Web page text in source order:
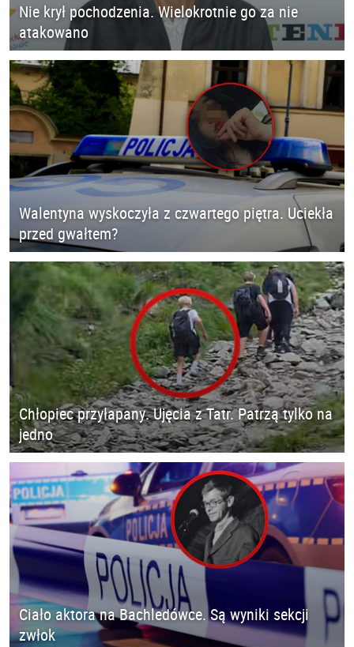
Nie krył pochodzenia. Wielokrotnie go za nie
atakowano
Walentyna wyskoczyła z czwartego piętra. Uciekła
przed gwałtem?
Chłopiec przyłapany. Ujęcia z Tatr. Patrzą tylko na
jedno
Ciało aktora na Bachledówce. Są wyniki sekcji
zwłok